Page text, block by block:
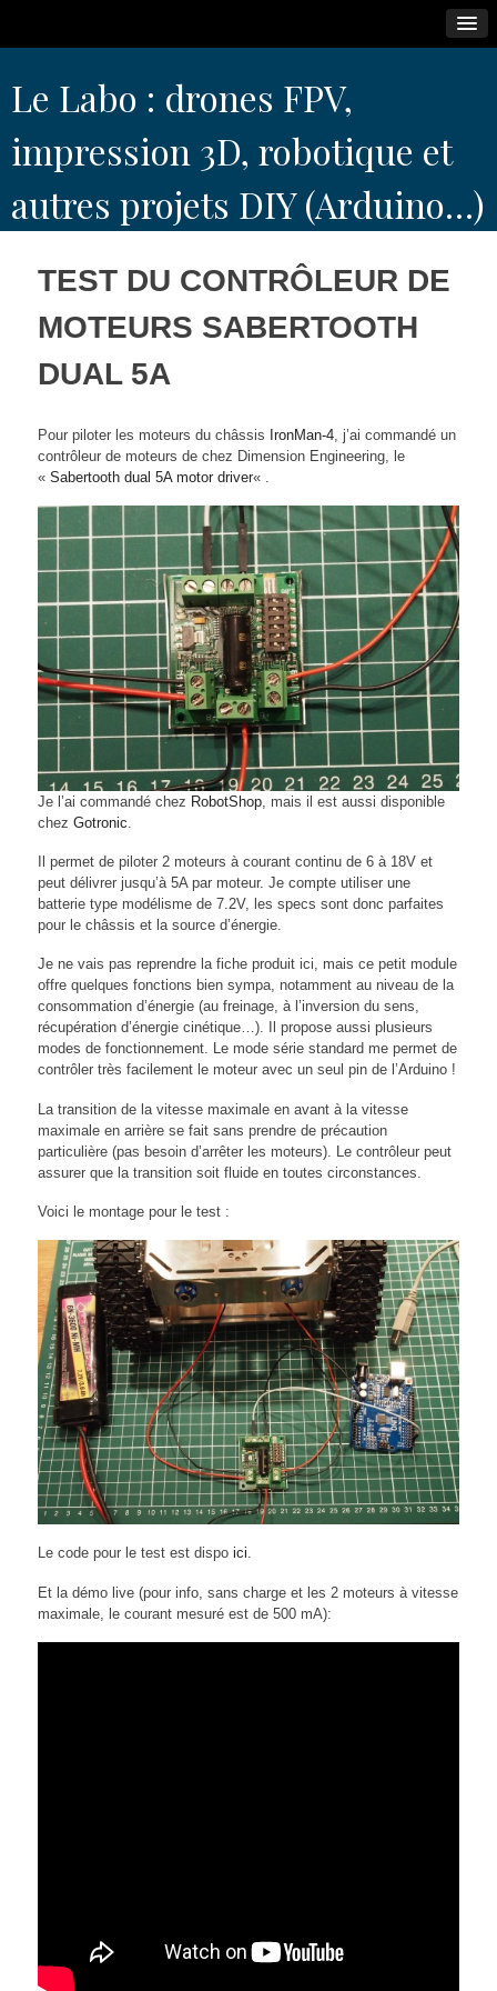
to
content
Le Labo : drones FPV,
impression 3D, robotique et
autres projets DIY (Arduino…)
TEST DU CONTRÔLEUR DE
MOTEURS SABERTOOTH
DUAL 5A
Pour piloter les moteurs du châssis IronMan-4 , j’ai commandé un
contrôleur de moteurs de chez Dimension Engineering, le
« Sabertooth dual 5A motor driver« .
Je l’ai commandé chez RobotShop , mais il est aussi disponible
chez Gotronic
Il permet de piloter 2 moteurs à courant continu de 6 à 18V et
peut délivrer jusqu’à 5A par moteur. Je compte utiliser une
batterie type modélisme de 7.2V, les specs sont donc parfaites
pour le châssis et la source d’énergie.
Je ne vais pas reprendre la fiche produit ici, mais ce petit module
offre quelques fonctions bien sympa, notamment au niveau de la
consommation d’énergie (au freinage, à l’inversion du sens,
récupération d’énergie cinétique…). Il propose aussi plusieurs
modes de fonctionnement. Le mode série standard me permet de
contrôler très facilement le moteur avec un seul pin de l’Arduino !
La transition de la vitesse maximale en avant à la vitesse
maximale en arrière se fait sans prendre de précaution
particulière (pas besoin d’arrêter les moteurs). Le contrôleur peut
assurer que la transition soit fluide en toutes circonstances.
Voici le montage pour le test :
Le code pour le test est dispo ici.
Et la démo live (pour info, sans charge et les 2 moteurs à vitesse
maximale, le courant mesuré est de 500 mA):